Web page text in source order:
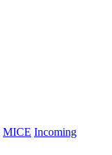
MICE Incoming